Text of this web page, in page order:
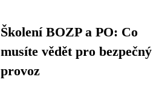
Školení BOZP a PO: Co
musíte vědět pro bezpečný
provoz